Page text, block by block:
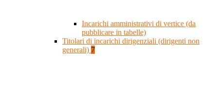
Incarichi amministrativi di vertice (da
pubblicare in tabelle)
Titolari di incarichi dirigenziali (dirigenti non
generali) 7